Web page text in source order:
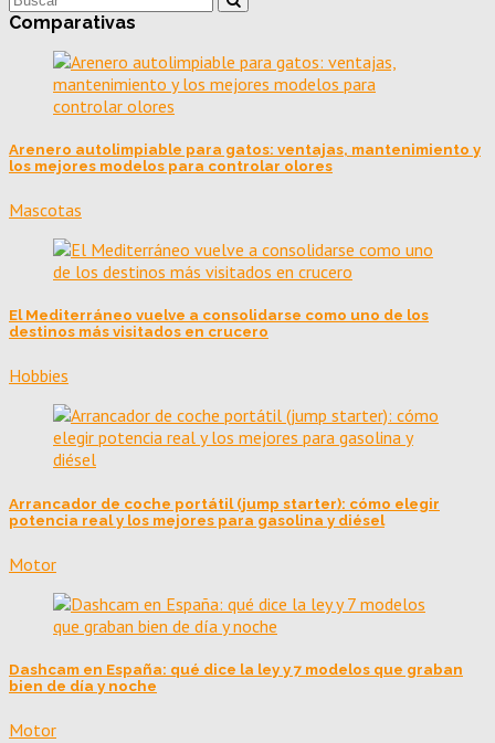
Comparativas
Arenero autolimpiable para gatos: ventajas, mantenimiento y
los mejores modelos para controlar olores
Mascotas
El Mediterráneo vuelve a consolidarse como uno de los
destinos más visitados en crucero
Hobbies
Arrancador de coche portátil (jump starter): cómo elegir
potencia real y los mejores para gasolina y diésel
Motor
Dashcam en España: qué dice la ley y 7 modelos que graban
bien de día y noche
Motor